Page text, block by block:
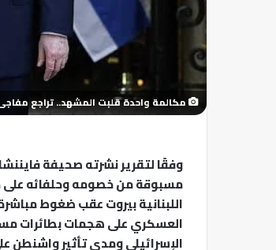
مكالمة واحدة قلبت المشهد.. تراجع
وفقًا لتقرير نشرته صحيفة
مسبوقة من خصومه وحلفائه على
اللبنانية بيروت عقب ضغوط
العسكري على هجمات بطائرات
الإسرائيلي ومدى تأثير